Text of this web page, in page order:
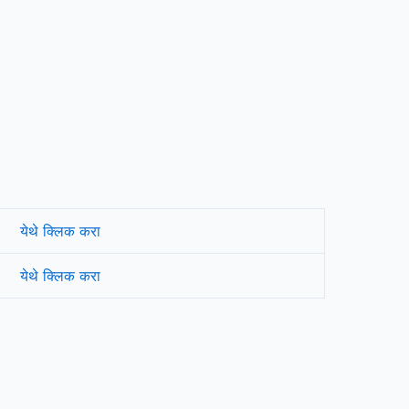
येथे क्लिक करा
येथे क्लिक करा